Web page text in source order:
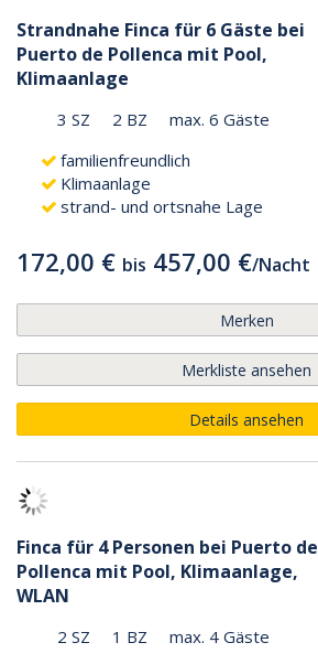
Strandnahe Finca für 6 Gäste bei
Puerto de Pollenca mit Pool,
Klimaanlage
3 SZ 2 BZ
max. 6 Gäste
familienfreundlich
Klimaanlage
strand- und ortsnahe Lage
172,00 € bis 457,00 €/Nacht
Merken
Merkliste ansehen
Details ansehen
Finca für 4 Personen bei Puerto de
Pollenca mit Pool, Klimaanlage,
WLAN
2 SZ 1 BZ
max. 4 Gäste